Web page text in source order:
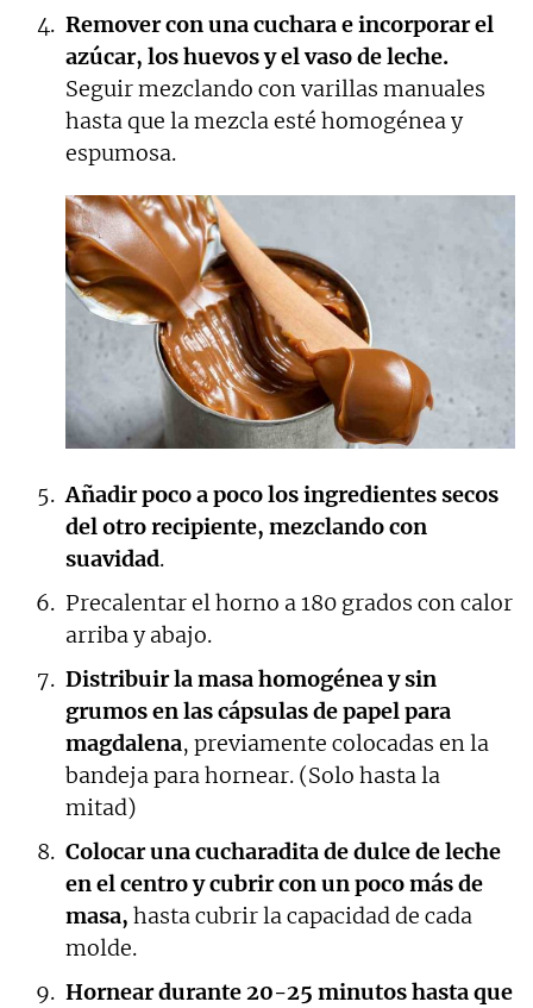
Remover con una cuchara e incorporar el
azúcar, los huevos y el vaso de leche.
Seguir mezclando con varillas manuales
hasta que la mezcla esté homogénea y
espumosa.
Añadir poco a poco los ingredientes secos
del otro recipiente, mezclando con
suavidad.
Precalentar el horno a 180 grados con calor
arriba y abajo.
Distribuir la masa homogénea y sin
grumos en las cápsulas de papel para
magdalena, previamente colocadas en la
bandeja para hornear. (Solo hasta la
mitad)
Colocar una cucharadita de dulce de leche
en el centro y cubrir con un poco más de
masa, hasta cubrir la capacidad de cada
molde.
Hornear durante 20-25 minutos hasta que